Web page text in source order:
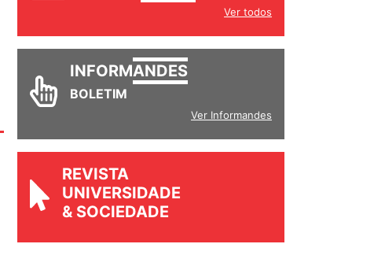
Ver todos
INFORMANDES
BOLETIM
Ver Informandes
REVISTA
UNIVERSIDADE
& SOCIEDADE